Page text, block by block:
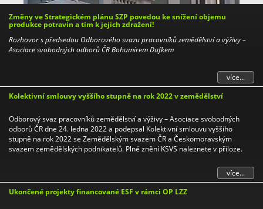
Změny ve Strategickém plánu SZP povedou ke snížení objemu
produkce potravin a tím k jejich zdražení!
Rozhovor s předsedou Odborového svazu pracovníků zemědělství a výživy –
Asociace svobodných odborů ČR Bohumírem Dufkem
více...
Kolektivní smlouvy vyššího stupně na rok 2022 v zemědělství
Odborový svaz pracovníků zemědělství a výživy – Asociace svobodných
odborů ČR dne 24. ledna 2022 a podepsal Kolektivní smlouvu vyššího
stupně na rok 2022 se Zemědělským svazem ČR a Českomoravským
svazem zemědělských podnikatelů. Plné znění KSVS naleznete v příloze.
více...
Ukončené projekty financované ESF v rámci OP LZZ